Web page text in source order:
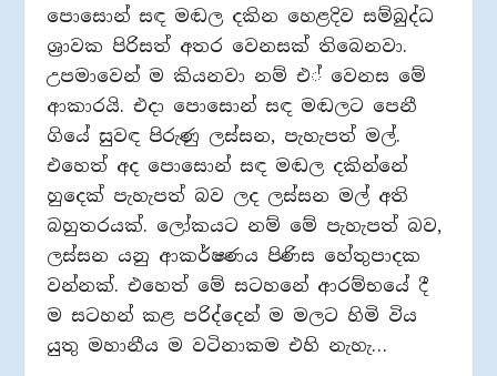
පොසොන් සඳ මඬල දකින හෙළදිව සම්බුද්ධ
ශ‍්‍රාවක පිරිසත් අතර වෙනසක් තිබෙනවා.
උපමාවෙන් ම කියනවා නම් එ් වෙනස මේ
ආකාරයි. එදා පොසොන් සඳ මඬලට පෙනී
ගියේ සුවඳ පිරුණු ලස්සන, පැහැපත් මල්.
එහෙත් අද පොසොන් සඳ මඬල දකින්නේ
හුදෙක් පැහැපත් බව ලද ලස්සන මල් අති
බහුතරයක්. ලෝකයට නම් මේ පැහැපත් බව,
ලස්සන යනු ආකර්ෂණය පිණිස හේතුපාදක
වන්නක්. එහෙත් මේ සටහනේ ආරම්භයේ දී
ම සටහන් කළ පරිද්දෙන් ම මලට හිමි විය
යුතු මහානීය ම වටිනාකම එහි නැහැ…